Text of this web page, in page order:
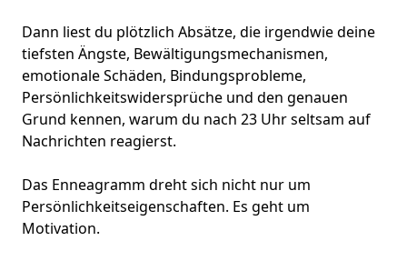
Dann liest du plötzlich Absätze, die irgendwie deine
tiefsten Ängste, Bewältigungsmechanismen,
emotionale Schäden, Bindungsprobleme,
Persönlichkeitswidersprüche und den genauen
Grund kennen, warum du nach 23 Uhr seltsam auf
Nachrichten reagierst.
Das Enneagramm dreht sich nicht nur um
Persönlichkeitseigenschaften. Es geht um
Motivation.